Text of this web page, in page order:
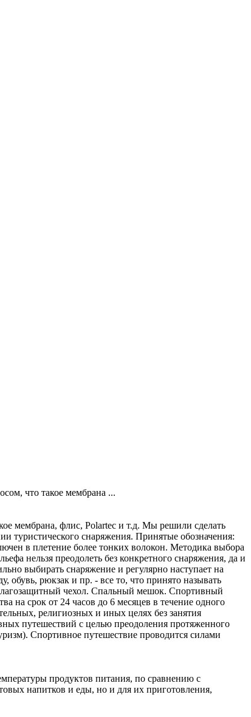
что такое мембрана ...
мембрана, флис, Polartec и т.д. Мы решили сделать
туристического снаряжения. Принятые обозначения:
в плетение более тонких волокон. Методика выбора
нельзя преодолеть без конкретного снаряжения, да и
выбирать снаряжение и регулярно наступает на
обувь, рюкзак и пр. - все то, что принято называть
чехол. Спальный мешок. Спортивный
на срок от 24 часов до 6 месяцев в течение одного
религиозных и иных целях без занятия
путешествий с целью преодоления протяженного
Спортивное путешествие проводится силами
продуктов питания, по сравнению с
напитков и еды, но и для их приготовления,